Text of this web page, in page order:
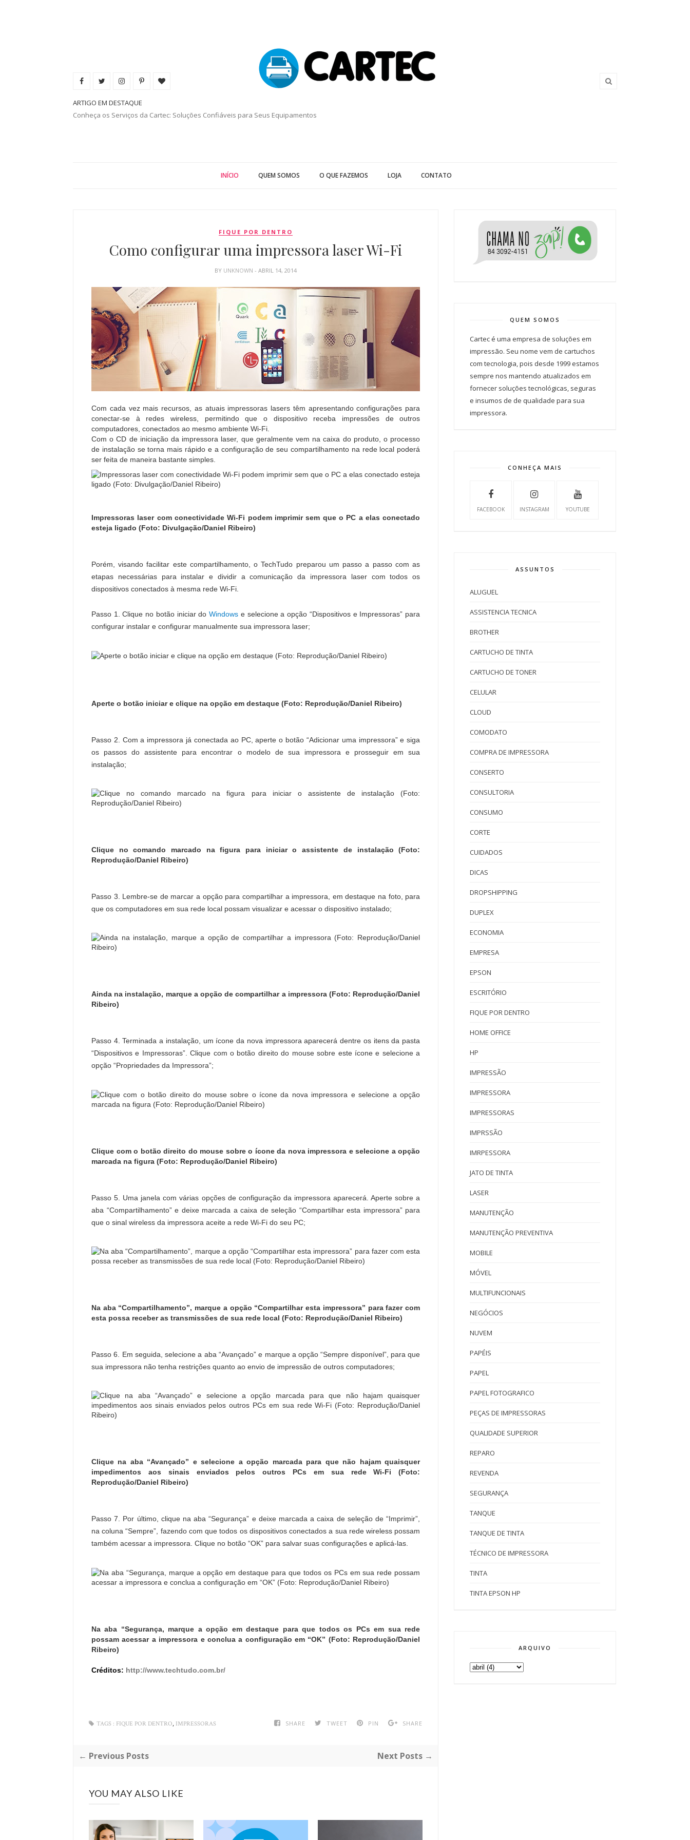
ARTIGO EM DESTAQUE
Conheça os Serviços da Cartec: Soluções Confiáveis para Seus Equipamentos
INÍCIO QUEM SOMOS O QUE FAZEMOS LOJA CONTATO
FIQUE POR DENTRO
Como configurar uma impressora laser Wi-Fi
BY UNKNOWN- ABRIL 14, 2014
Com cada vez mais recursos, as atuais impressoras lasers têm apresentando configurações para
conectar-se à redes wireless, permitindo que o dispositivo receba impressões de outros
computadores, conectados ao mesmo ambiente Wi-Fi.
Com o CD de iniciação da impressora laser, que geralmente vem na caixa do produto, o processo
de instalação se torna mais rápido e a configuração de seu compartilhamento na rede local poderá
ser feita de maneira bastante simples.
Impressoras laser com conectividade Wi-Fi podem imprimir sem que o PC a elas conectado
esteja ligado (Foto: Divulgação/Daniel Ribeiro)
Porém, visando facilitar este compartilhamento, o TechTudo preparou um passo a passo com as
etapas necessárias para instalar e dividir a comunicação da impressora laser com todos os
dispositivos conectados à mesma rede Wi-Fi.
Passo 1. Clique no botão iniciar doWindows e selecione a opção “Dispositivos e Impressoras” para
configurar instalar e configurar manualmente sua impressora laser;
Aperte o botão iniciar e clique na opção em destaque (Foto: Reprodução/Daniel Ribeiro)
Passo 2. Com a impressora já conectada ao PC, aperte o botão “Adicionar uma impressora” e siga
os passos do assistente para encontrar o modelo de sua impressora e prosseguir em sua
instalação;
Clique no comando marcado na figura para iniciar o assistente de instalação (Foto:
Reprodução/Daniel Ribeiro)
Passo 3. Lembre-se de marcar a opção para compartilhar a impressora, em destaque na foto, para
que os computadores em sua rede local possam visualizar e acessar o dispositivo instalado;
Ainda na instalação, marque a opção de compartilhar a impressora (Foto: Reprodução/Daniel
Ribeiro)
Passo 4. Terminada a instalação, um ícone da nova impressora aparecerá dentre os itens da pasta
“Dispositivos e Impressoras”. Clique com o botão direito do mouse sobre este ícone e selecione a
opção “Propriedades da Impressora”;
Clique com o botão direito do mouse sobre o ícone da nova impressora e selecione a opção
marcada na figura (Foto: Reprodução/Daniel Ribeiro)
Passo 5. Uma janela com várias opções de configuração da impressora aparecerá. Aperte sobre a
aba “Compartilhamento” e deixe marcada a caixa de seleção “Compartilhar esta impressora” para
que o sinal wireless da impressora aceite a rede Wi-Fi do seu PC;
Na aba “Compartilhamento”, marque a opção “Compartilhar esta impressora” para fazer com
esta possa receber as transmissões de sua rede local (Foto: Reprodução/Daniel Ribeiro)
Passo 6. Em seguida, selecione a aba “Avançado” e marque a opção “Sempre disponível”, para que
sua impressora não tenha restrições quanto ao envio de impressão de outros computadores;
Clique na aba “Avançado” e selecione a opção marcada para que não hajam quaisquer
impedimentos aos sinais enviados pelos outros PCs em sua rede Wi-Fi (Foto:
Reprodução/Daniel Ribeiro)
Passo 7. Por último, clique na aba “Segurança” e deixe marcada a caixa de seleção de “Imprimir”,
na coluna “Sempre”, fazendo com que todos os dispositivos conectados a sua rede wireless possam
também acessar a impressora. Clique no botão “OK” para salvar suas configurações e aplicá-las.
Na aba “Segurança, marque a opção em destaque para que todos os PCs em sua rede
possam acessar a impressora e conclua a configuração em “OK” (Foto: Reprodução/Daniel
Ribeiro)
Créditos: http://www.techtudo.com.br/
SHARE TWEET PIN SHARE
TAGS : FIQUE POR DENTRO IMPRESSORAS
← Previous Posts Next Posts →
YOU MAY ALSO LIKE
QUEM SOMOS
Cartec é uma empresa de soluções em
impressão. Seu nome vem de cartuchos
com tecnologia, pois desde 1999 estamos
sempre nos mantendo atualizados em
fornecer soluções tecnológicas, seguras
e insumos de de qualidade para sua
impressora.
CONHEÇA MAIS
FACEBOOK INSTAGRAM YOUTUBE
ASSUNTOS
ALUGUEL
ASSISTENCIA TECNICA
BROTHER
CARTUCHO DE TINTA
CARTUCHO DE TONER
CELULAR
CLOUD
COMODATO
COMPRA DE IMPRESSORA
CONSERTO
CONSULTORIA
CONSUMO
CORTE
CUIDADOS
DICAS
DROPSHIPPING
DUPLEX
ECONOMIA
EMPRESA
EPSON
ESCRITÓRIO
FIQUE POR DENTRO
HOME OFFICE
HP
IMPRESSÃO
IMPRESSORA
IMPRESSORAS
IMPRSSÃO
IMRPESSORA
JATO DE TINTA
LASER
MANUTENÇÃO
MANUTENÇÃO PREVENTIVA
MOBILE
MÓVEL
MULTIFUNCIONAIS
NEGÓCIOS
NUVEM
PAPÉIS
PAPEL
PAPEL FOTOGRAFICO
PEÇAS DE IMPRESSORAS
QUALIDADE SUPERIOR
REPARO
REVENDA
SEGURANÇA
TANQUE
TANQUE DE TINTA
TÉCNICO DE IMPRESSORA
TINTA
TINTA EPSON HP
ARQUIVO